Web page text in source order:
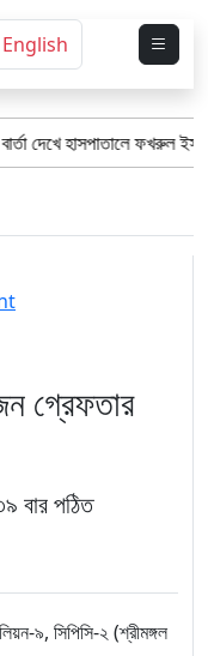
English
ফখরুল ইসলাম খান সিআইপি
গ্রেফতার
বার পঠিত
৯, সিপিসি-২ (শ্রীমঙ্গল